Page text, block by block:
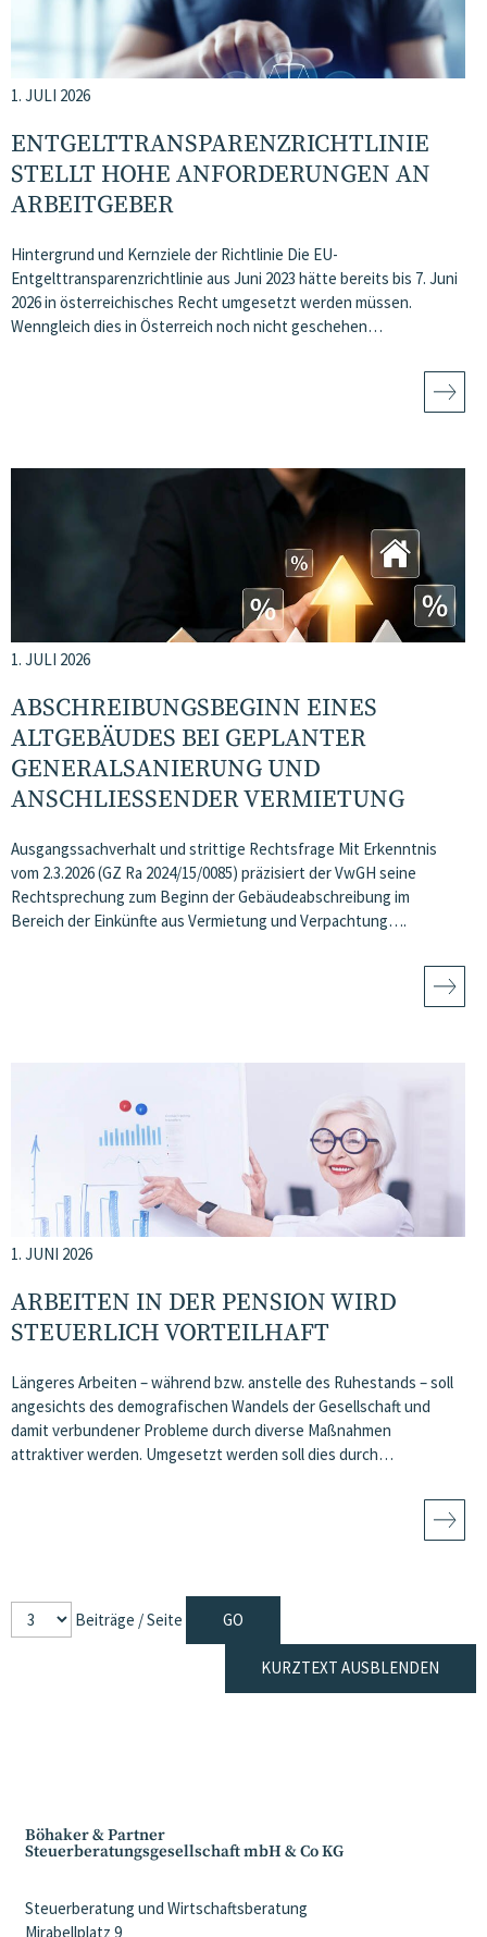
1. JULI 2026
ENTGELTTRANSPARENZ​­RICHTLINIE
STELLT HOHE ANFORDERUNGEN AN
ARBEITGEBER
Hintergrund und Kernziele der Richtlinie Die EU-
Entgelttransparenzrichtlinie aus Juni 2023 hätte bereits bis 7. Juni
2026 in österreichisches Recht umgesetzt werden müssen.
Wenngleich dies in Österreich noch nicht geschehen…
1. JULI 2026
ABSCHREIBUNGSBEGINN EINES
ALTGEBÄUDES BEI GEPLANTER
GENERALSANIERUNG UND
ANSCHLIESSENDER VERMIETUNG
Ausgangssachverhalt und strittige Rechtsfrage Mit Erkenntnis
vom 2.3.2026 (GZ Ra 2024/15/0085) präzisiert der VwGH seine
Rechtsprechung zum Beginn der Gebäudeabschreibung im
Bereich der Einkünfte aus Vermietung und Verpachtung….
1. JUNI 2026
ARBEITEN IN DER PENSION WIRD
STEUERLICH VORTEILHAFT
Längeres Arbeiten – während bzw. anstelle des Ruhestands – soll
angesichts des demografischen Wandels der Gesellschaft und
damit verbundener Probleme durch diverse Maßnahmen
attraktiver werden. Umgesetzt werden soll dies durch…
Beiträge / Seite
KURZTEXT AUSBLENDEN
Böhaker & Partner
Steuerberatungsgesellschaft mbH & Co KG
Steuerberatung und Wirtschaftsberatung
Mirabellplatz 9